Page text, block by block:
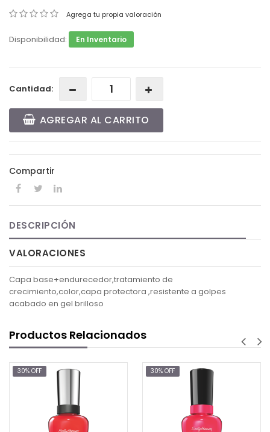
Agrega tu propia valoración
Disponibilidad: En Inventario
Cantidad:
AGREGAR AL CARRITO
Compartir
DESCRIPCIÓN
VALORACIONES
Capa base+endurecedor,tratamiento de
crecimiento,color,capa protectora ,resistente a golpes
acabado en gel brilloso
Productos Relacionados